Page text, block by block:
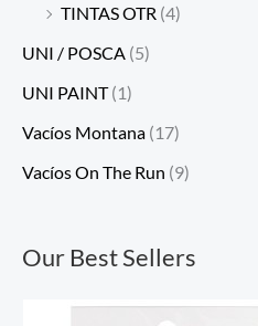
TINTAS OTR (4)
UNI / POSCA (5)
UNI PAINT (1)
Vacíos Montana (17)
Vacíos On The Run (9)
Our Best Sellers